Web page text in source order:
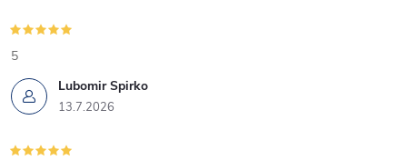
Lubomir Spirko
13.7.2026
5